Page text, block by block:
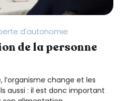
d'autonomie
de la personne
l’organisme change et les
aussi : il est donc important